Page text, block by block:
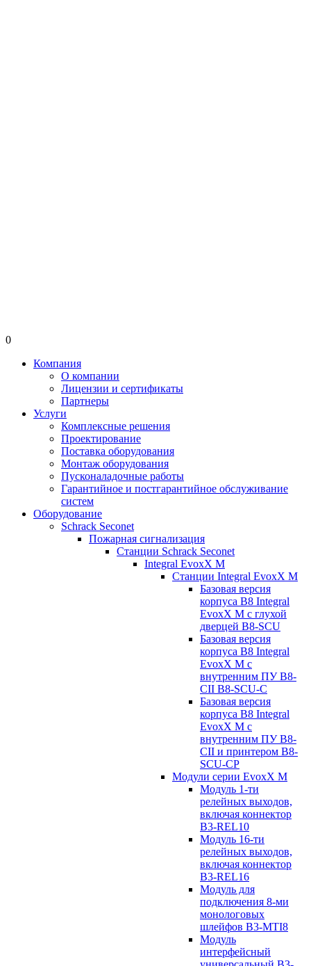
0
Компания
О компании
Лицензии и сертификаты
Партнеры
Услуги
Комплексные решения
Проектирование
Поставка оборудования
Монтаж оборудования
Пусконаладочные работы
Гарантийное и постгарантийное обслуживание
систем
Оборудование
Schrack Seconet
Пожарная сигнализация
Станции Schrack Seconet
Integral EvoxX M
Станции Integral EvoxX M
Базовая версия
корпуса B8 Integral
EvoxX M с глухой
дверцей B8-SCU
Базовая версия
корпуса B8 Integral
EvoxX M с
внутренним ПУ B8-
CII B8-SCU-C
Базовая версия
корпуса B8 Integral
EvoxX M с
внутренним ПУ B8-
CII и принтером B8-
SCU-CP
Модули серии EvoxX M
Модуль 1-ти
релейных выходов,
включая коннектор
B3-REL10
Модуль 16-ти
релейных выходов,
включая коннектор
B3-REL16
Модуль для
подключения 8-ми
монологовых
шлейфов B3-MTI8
Модуль
интерфейсный